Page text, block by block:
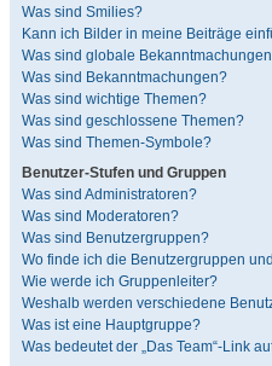
Was sind Smilies?
Kann ich Bilder in meine Beiträge
Was sind globale
Was sind Bekanntmachungen?
Was sind wichtige Themen?
Was sind geschlossene Themen?
Was sind Themen-Symbole?
Benutzer-Stufen und Gruppen
Was sind Administratoren?
Was sind Moderatoren?
Was sind Benutzergruppen?
Wo finde ich die Benutzergruppen
Wie werde ich Gruppenleiter?
Weshalb werden verschiedene
Was ist eine Hauptgruppe?
Was bedeutet der „Das Team“-Link